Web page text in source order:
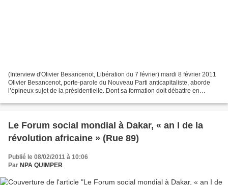
(Interview d'Olivier Besancenot, Libération du 7 février) mardi 8 février 2011
Olivier Besancenot, porte-parole du Nouveau Parti anticapitaliste, aborde
l’épineux sujet de la présidentielle. Dont sa formation doit débattre en
Le Forum social mondial à Dakar, « an I de la
révolution africaine » (Rue 89)
Publié le 08/02/2011 à 10:06
Par NPA QUIMPER